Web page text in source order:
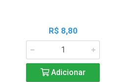
R$ 8,80
Adicionar